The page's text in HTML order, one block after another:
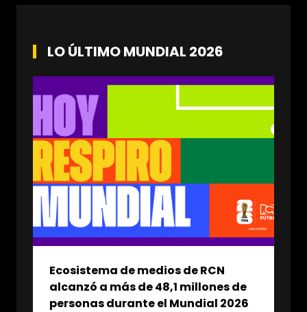
LO ÚLTIMO MUNDIAL 2026
Ecosistema de medios de RCN
alcanzó a más de 48,1 millones de
personas durante el Mundial 2026